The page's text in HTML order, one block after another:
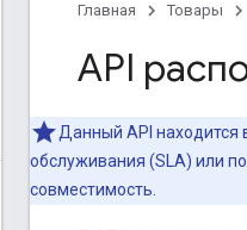
Главная Товары
API
Данный API находится
обслуживания (SLA) или
совместимость.